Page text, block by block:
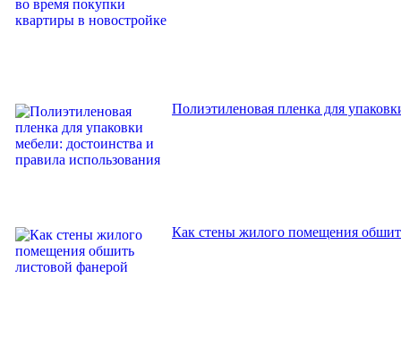
Полиэтиленовая пленка для
Как стены жилого помещения